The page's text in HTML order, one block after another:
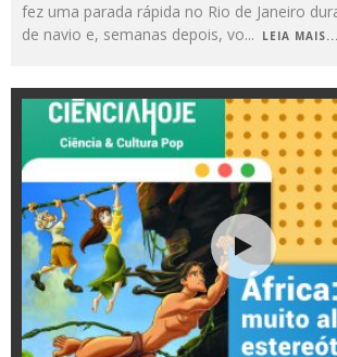
fez uma parada rápida no Rio de Janeiro
de navio e, semanas depois, vo... LEIA MAIS...